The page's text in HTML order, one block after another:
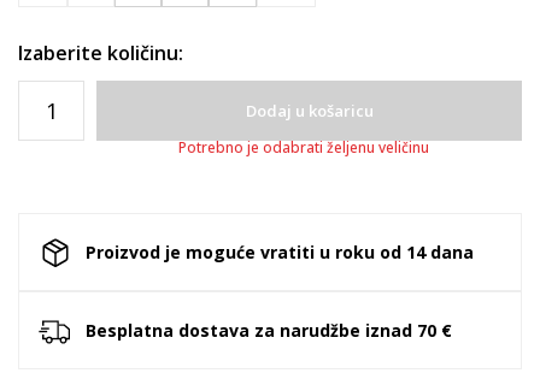
Izaberite količinu:
Dodaj u košaricu
Potrebno je odabrati željenu veličinu
Proizvod je moguće vratiti u roku od 14 dana
Besplatna dostava za narudžbe iznad 70 €